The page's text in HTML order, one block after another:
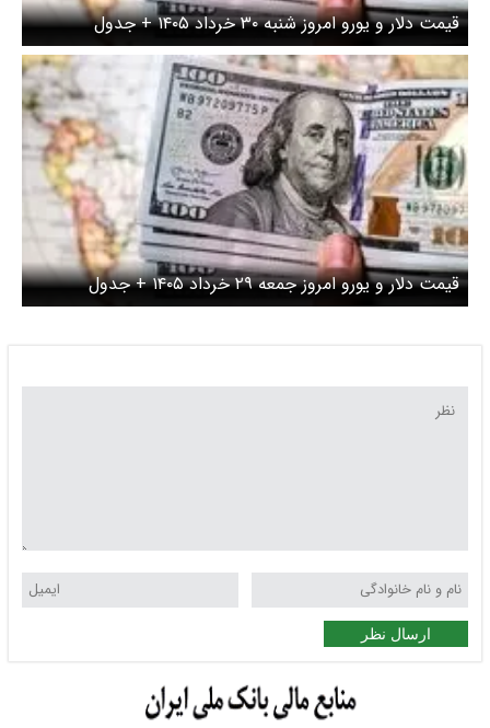
قیمت دلار و یورو امروز شنبه ۳۰ خرداد ۱۴۰۵ + جدول
قیمت دلار و یورو امروز جمعه ۲۹ خرداد ۱۴۰۵ + جدول
ارسال نظر